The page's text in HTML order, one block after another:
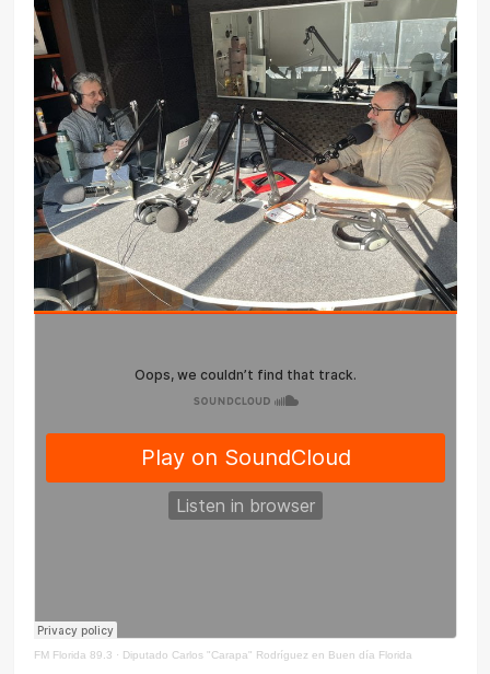
FM Florida 89.3 · Diputado Carlos "Carapa" Rodríguez en Buen día Florida